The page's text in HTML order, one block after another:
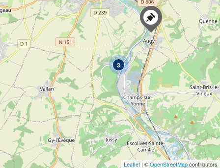
3
Leaflet | ©OpenStreetMapcontributors